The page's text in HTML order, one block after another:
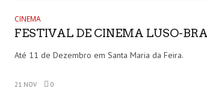
CINEMA
FESTIVAL DE CINEMA LUSO-
Até 11 de Dezembro em Santa Maria da Feira.
21 NOV 0